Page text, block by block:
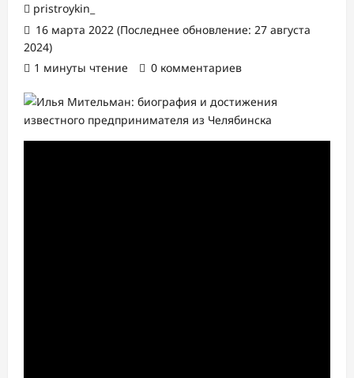
pristroykin_
16 марта 2022 (Последнее обновление: 27 августа
2024)
1 минуты чтение
0 комментариев